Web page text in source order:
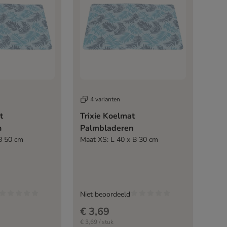
50 cm
4 varianten
Trixie Koelmat
Palmbladeren
Maat XS: L 40 x B 30 cm
€ 3,69
€ 3,69 / stuk
Niet beoordeeld